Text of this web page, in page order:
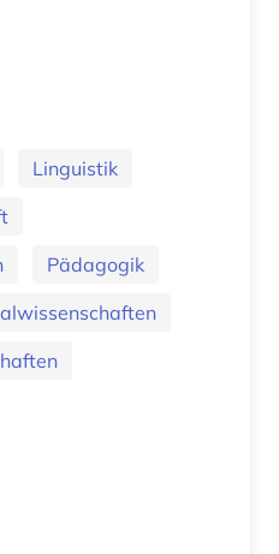
Linguistik
Pädagogik